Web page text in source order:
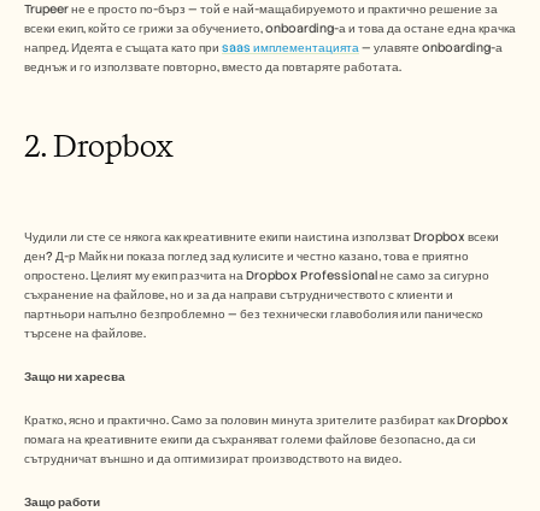
Trupeer не е просто по-бърз — той е най-мащабируемото и практично решение за
всеки екип, който се грижи за обучението, onboarding-а и това да остане една крачка
напред. Идеята е същата като при saas имплементацията — улавяте onboarding-а
веднъж и го използвате повторно, вместо да повтаряте работата.
2. Dropbox
Чудили ли сте се някога как креативните екипи наистина използват Dropbox всеки
ден? Д-р Майк ни показа поглед зад кулисите и честно казано, това е приятно
опростено. Целият му екип разчита на Dropbox Professional не само за сигурно
съхранение на файлове, но и за да направи сътрудничеството с клиенти и
партньори напълно безпроблемно — без технически главоболия или паническо
търсене на файлове.
Защо ни харесва
Кратко, ясно и практично. Само за половин минута зрителите разбират как Dropbox
помага на креативните екипи да съхраняват големи файлове безопасно, да си
сътрудничат външно и да оптимизират производството на видео.
Защо работи